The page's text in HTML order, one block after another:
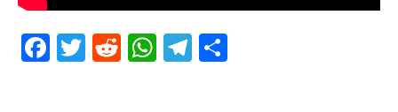
Facebook
Twitter
RedditWhatsApp
Telegram